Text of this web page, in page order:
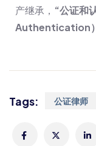
产继承， “公证和
Authentication
Tags: 公证律师